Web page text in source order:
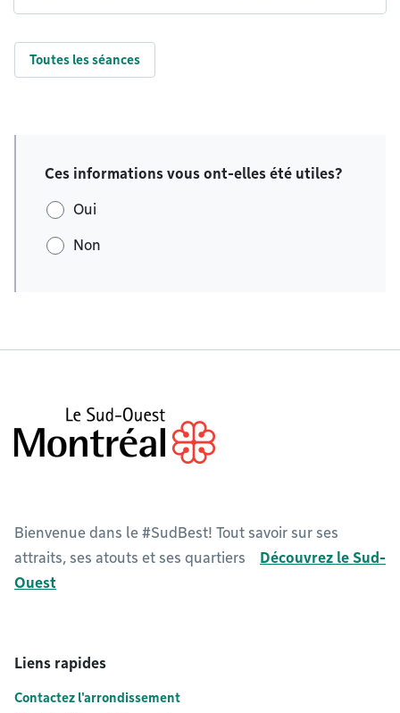
Toutes les séances
Ces informations vous ont-elles été utiles?
Oui
Non
Bienvenue dans le #SudBest! Tout savoir sur ses
attraits, ses atouts et ses quartiers
Découvrez le Sud-
Ouest
Liens rapides
Contactez l'arrondissement